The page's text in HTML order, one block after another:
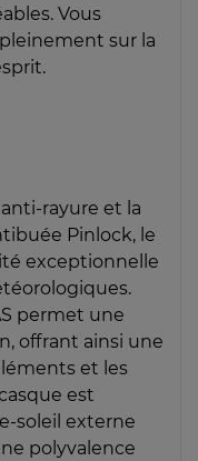
Vous
sur la
rayure et la
Pinlock, le
exceptionnelle
permet une
offrant ainsi une
et les
est
soleil externe
polyvalence